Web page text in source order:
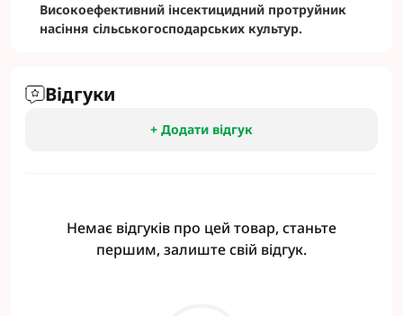
Високоефективний інсектицидний протруйник
насіння сільськогосподарських культур.
Відгуки
+ Додати відгук
Немає відгуків про цей товар, станьте
першим, залиште свій відгук.